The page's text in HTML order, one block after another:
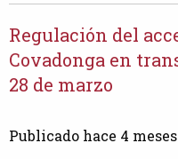
Regulación del
Covadonga en
28 de marzo
Publicado hace 4 meses